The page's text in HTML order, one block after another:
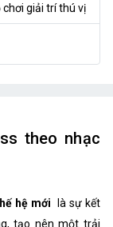
giải trí thú vị
theo nhạc
hệ mới là sự kết
tạo nên một trải